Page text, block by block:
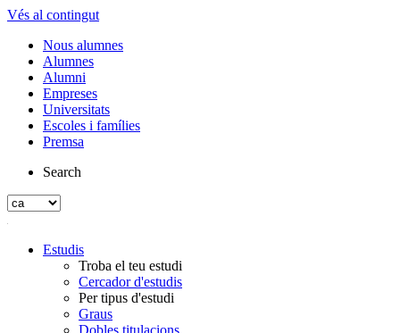
Vés al contingut
Nous alumnes
Alumnes
Alumni
Empreses
Universitats
Escoles i famílies
Premsa
Search
Estudis
Troba el teu estudi
Cercador d'estudis
Per tipus d'estudi
Graus
Dobles titulacions